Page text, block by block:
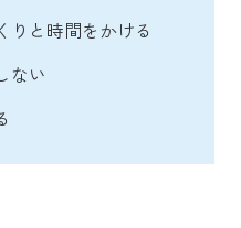
りと時間をかける
ない